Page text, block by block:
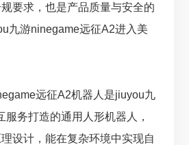
要求，也是产品质量与安全的
九游ninegame远征A2进入美
远征A2机器人是jiuyou九
服务打造的通用人形机器人，
设计，能在复杂环境中实现自